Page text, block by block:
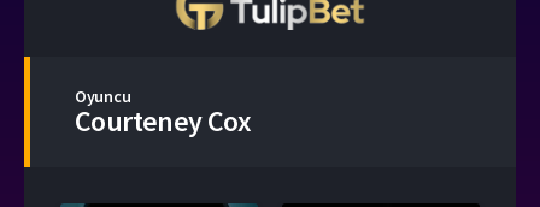
Oyuncu
Courteney Cox